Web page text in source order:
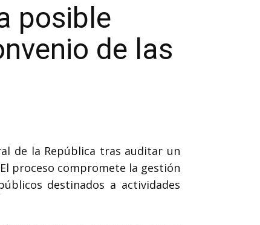
posible
de las
de la República tras auditar un
proceso compromete la gestión
destinados a actividades